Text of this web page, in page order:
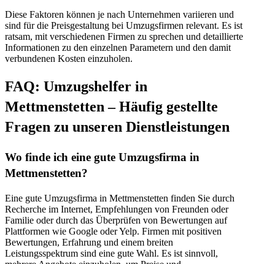
Diese Faktoren können je nach Unternehmen variieren und
sind für die Preisgestaltung bei Umzugsfirmen relevant. Es ist
ratsam, mit verschiedenen Firmen zu sprechen und detaillierte
Informationen zu den einzelnen Parametern und den damit
verbundenen Kosten einzuholen.
FAQ: Umzugshelfer in
Mettmenstetten – Häufig gestellte
Fragen zu unseren Dienstleistungen
Wo finde ich eine gute Umzugsfirma in
Mettmenstetten?
Eine gute Umzugsfirma in Mettmenstetten finden Sie durch
Recherche im Internet, Empfehlungen von Freunden oder
Familie oder durch das Überprüfen von Bewertungen auf
Plattformen wie Google oder Yelp. Firmen mit positiven
Bewertungen, Erfahrung und einem breiten
Leistungsspektrum sind eine gute Wahl. Es ist sinnvoll,